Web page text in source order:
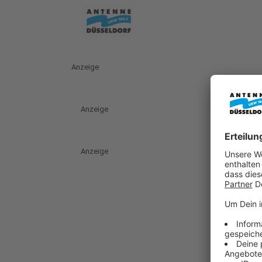
Anzeige
Anzeige
Anzeige